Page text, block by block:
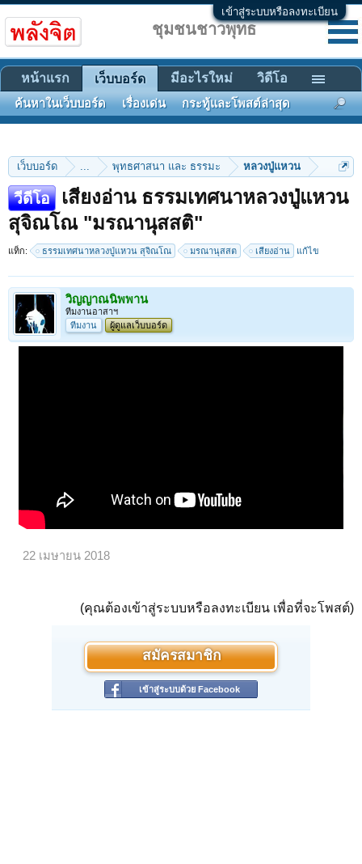
เข้าสู่ระบบหรือลงทะเบียน
เว็บบอร์ด ... พุทธศาสนา และ ธรรมะ หลวงปู่แหวน
วีดีโอ
เสียงอ่าน ธรรมเทศนาหลวงปู่แหวน
สุจิณโณ "มรณานุสสติ"
แท็ก: ธรรมเทศนาหลวงปู่แหวน สุจิณโณ มรณานุสสต เสียงอ่าน แก้ไข
วิญญาณนิพพาน
ทีมงานอาสาฯ
ทีมงาน
ผู้ดูแลเว็บบอร์ด
22 เมษายน 2018
(คุณต้องเข้าสู่ระบบหรือลงทะเบียน เพื่อที่จะโพสต์)
สมัครสมาชิก
เข้าสู่ระบบด้วย Facebook
ชุมชนชาวพุทธ
หน้าแรก เว็บบอร์ด
ค้นหาในเว็บบอร์ด เรื่องเด่น กระทู้และโพสต์ล่าสุด
มีอะไรใหม่ วิดีโอ